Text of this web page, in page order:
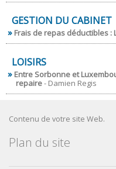
GESTION DU CABINET
Frais de repas déductibles :
LOISIRS
Entre Sorbonne et
repaire- Damien Regis
Contenu de votre site Web.
Plan du site